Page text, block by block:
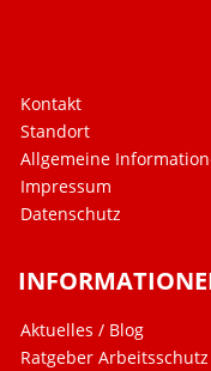
Kontakt
Standort
Allgemeine
Impressum
Datenschutz
Aktuelles / Blog
Ratgeber Arbeitsschutz